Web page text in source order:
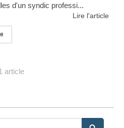
d'un syndic professi...
Lire l'article
article